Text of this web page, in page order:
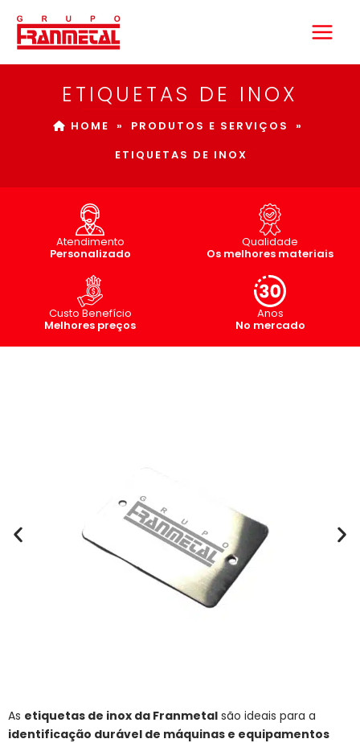
para
ETIQUETAS DE INOX
HOME » PRODUTOS E SERVIÇOS
»
ETIQUETAS DE INOX
Atendimento
Personalizado
Qualidade
Os melhores materiais
Custo Benefício
Melhores preços
Anos
No mercado
As etiquetas de inox da Franmetal são ideais para a
identificação durável de máquinas e equipamentos